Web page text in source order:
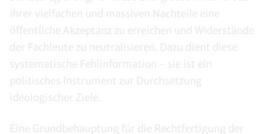
ihrer vielfachen und massiven Nachteile eine
öffentliche Akzeptanz zu erreichen und Widerstände
der Fachleute zu neutralisieren. Dazu dient diese
systematische Fehlinformation – sie ist ein
politisches Instrument zur Durchsetzung
ideologischer Ziele.
Eine Grundbehauptung für die Rechtfertigung der